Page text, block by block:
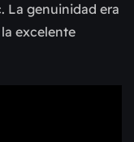
La genuinidad era
excelente